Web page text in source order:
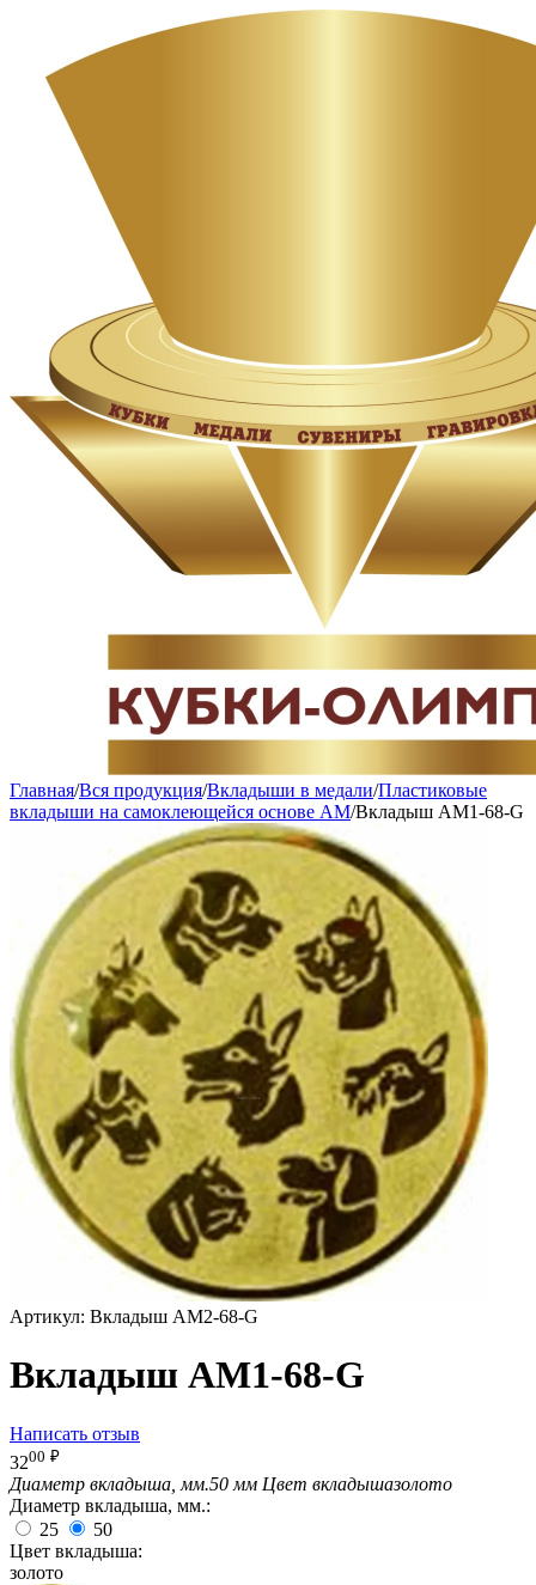
Главная/Вся продукция/Вкладыши в медали/Пластиковые
вкладыши на самоклеющейся основе AM/Вкладыш AM1-68-G
Артикул: Вкладыш AM2-68-G
Вкладыш AM1-68-G
Написать отзыв
3200 ₽
Диаметр вкладыша, мм.50 мм Цвет вкладышазолото
Диаметр вкладыша, мм.:
25
50
Цвет вкладыша:
золото